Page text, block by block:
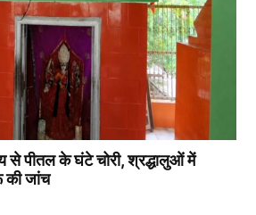
से पीतल के घंटे चोरी, श्रद्धालुओं में
जांच